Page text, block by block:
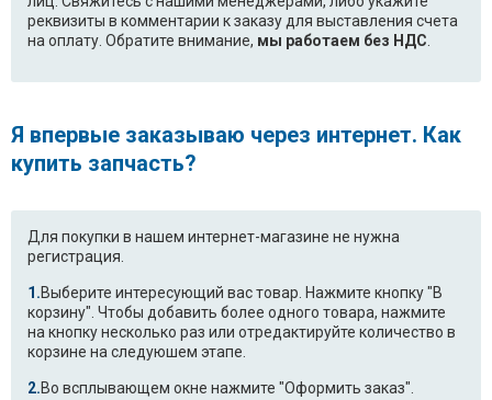
реквизиты в комментарии к заказу для выставления счета
на оплату. Обратите внимание, мы работаем без НДС
Я впервые заказываю через интернет. Как
купить запчасть?
Для покупки в нашем интернет-магазине не нужна
регистрация.
Выберите интересующий вас товар. Нажмите кнопку "В
корзину". Чтобы добавить более одного товара, нажмите
на кнопку несколько раз или отредактируйте количество в
корзине на следуюшем этапе.
Во всплывающем окне нажмите "Оформить заказ".